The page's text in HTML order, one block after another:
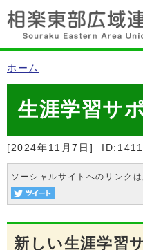
ホーム
生涯学習サ
[2024年11月7日] ID:1411
ソーシャルサイトへのリンク
新しい生涯学習